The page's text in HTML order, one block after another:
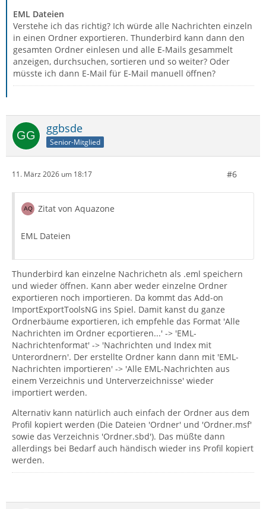
EML Dateien
Verstehe ich das richtig? Ich würde alle Nachrichten einzeln
in einen Ordner exportieren. Thunderbird kann dann den
gesamten Ordner einlesen und alle E-Mails gesammelt
anzeigen, durchsuchen, sortieren und so weiter? Oder
müsste ich dann E-Mail für E-Mail manuell öffnen?
ggbsde
Senior-Mitglied
11. März 2026 um 18:17 #6
Zitat von Aquazone
EML Dateien
Thunderbird kan einzelne Nachrichetn als .eml speichern
und wieder öffnen. Kann aber weder einzelne Ordner
exportieren noch importieren. Da kommt das Add-on
ImportExportToolsNG ins Spiel. Damit kanst du ganze
Ordnerbäume exportieren, ich empfehle das Format 'Alle
Nachrichten im Ordner ecportieren...' -> 'EML-
Nachrichtenformat' -> 'Nachrichten und Index mit
Unterordnern'. Der erstellte Ordner kann dann mit 'EML-
Nachrichten importieren' -> 'Alle EML-Nachrichten aus
einem Verzeichnis und Unterverzeichnisse' wieder
importiert werden.
Alternativ kann natürlich auch einfach der Ordner aus dem
Profil kopiert werden (Die Dateien 'Ordner' und 'Ordner.msf'
sowie das Verzeichnis 'Ordner.sbd'). Das müßte dann
allerdings bei Bedarf auch händisch wieder ins Profil kopiert
werden.